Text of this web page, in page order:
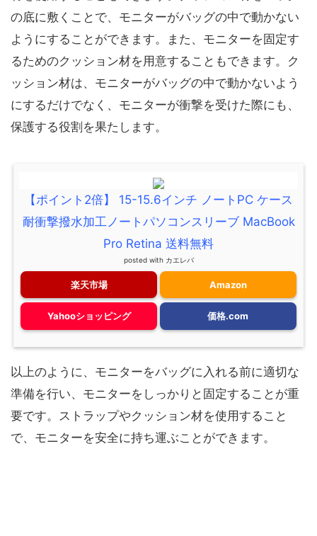
の底に敷くことで、モニターがバッグの中で動かない
ようにすることができます。また、モニターを固定す
るためのクッション材を用意することもできます。ク
ッション材は、モニターがバッグの中で動かないよう
にするだけでなく、モニターが衝撃を受けた際にも、
保護する役割を果たします。
【ポイント2倍】 15-15.6インチ ノートPC ケース
耐衝撃撥水加工ノートパソコンスリーブ MacBook
Pro Retina 送料無料
posted with カエレバ
楽天市場 Amazon
Yahooショッピング 価格.com
以上のように、モニターをバッグに入れる前に適切な
準備を行い、モニターをしっかりと固定することが重
要です。ストラップやクッション材を使用すること
で、モニターを安全に持ち運ぶことができます。